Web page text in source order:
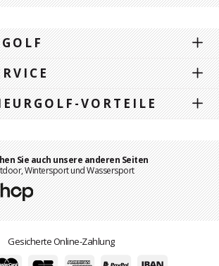
VORTEILE
Sie auch unsere anderen Seiten
Wintersport und Wassersport
Gesicherte Online-Zahlung